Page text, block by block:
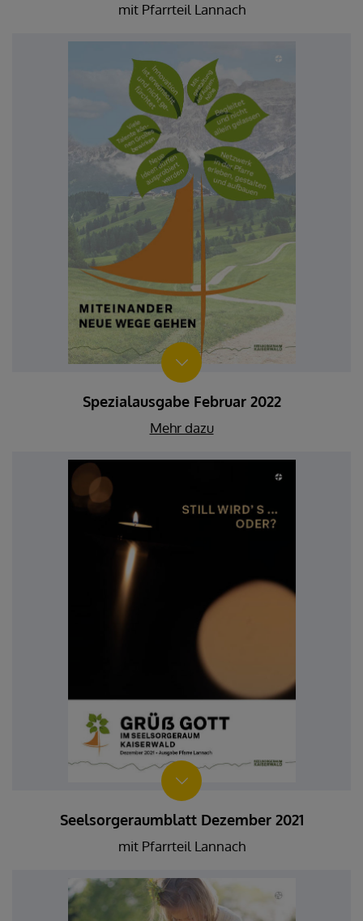
mit Pfarrteil Lannach
Spezialausgabe Februar 2022
Mehr dazu
Seelsorgeraumblatt Dezember 2021
mit Pfarrteil Lannach